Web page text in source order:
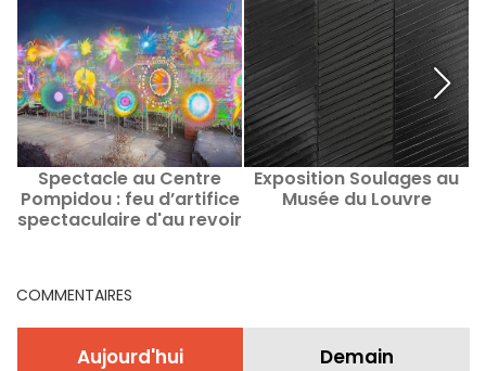
Spectacle au Centre
Pompidou : feu d’artifice
spectaculaire d'au revoir
Exposition Soulages au
Musée du Louvre
COMMENTAIRES
Aujourd'hui Demain